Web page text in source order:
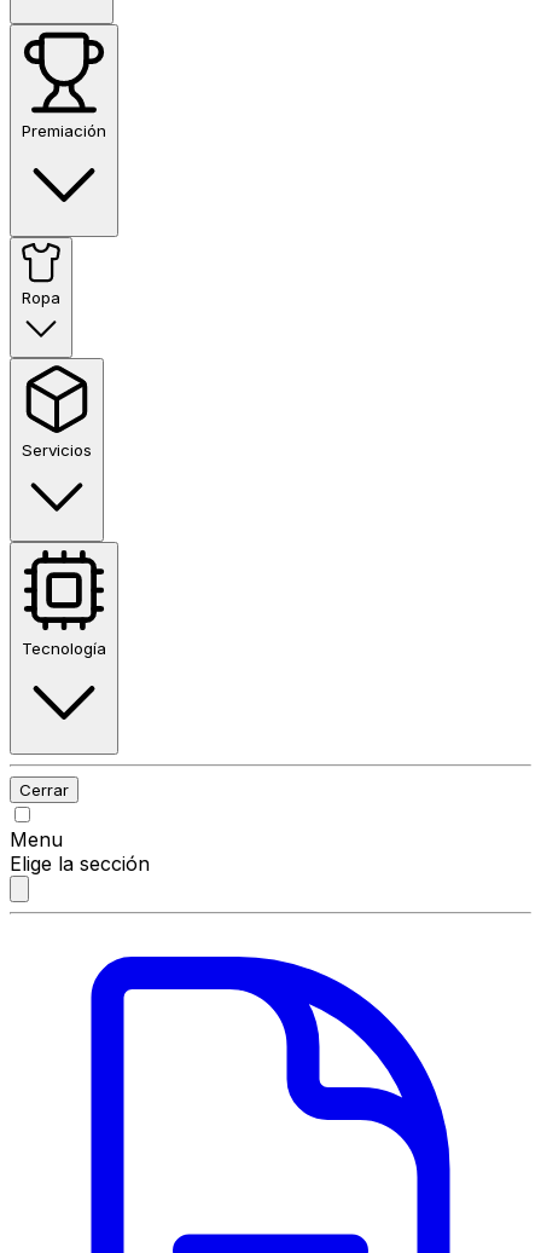
Premiación
Ropa
Servicios
Tecnología
Cerrar
Menu
Elige la sección